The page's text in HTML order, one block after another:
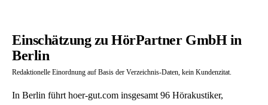
Einschätzung zu HörPartner GmbH in
Berlin
Redaktionelle Einordnung auf Basis der Verzeichnis-Daten, kein Kundenzitat.
In Berlin führt hoer-gut.com insgesamt 96 Hörakustiker,